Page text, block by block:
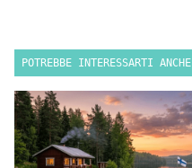
POTREBBE INTERESSARTI ANCHE